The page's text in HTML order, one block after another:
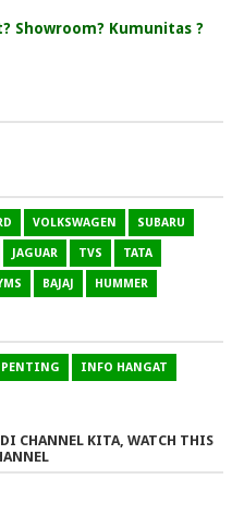
Showroom? Kumunitas ?
VOLKSWAGEN SUBARU
JAGUAR TVS TATA
BAJAJ HUMMER
INFO HANGAT
CHANNEL KITA, WATCH THIS